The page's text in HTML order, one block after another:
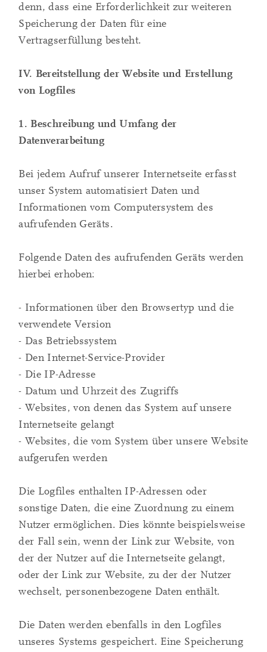
denn, dass eine Erforderlichkeit zur weiteren
Speicherung der Daten für eine
Vertragserfüllung besteht.
IV. Bereitstellung der Website und Erstellung
von Logfiles
1. Beschreibung und Umfang der
Datenverarbeitung
Bei jedem Aufruf unserer Internetseite erfasst
unser System automatisiert Daten und
Informationen vom Computersystem des
aufrufenden Geräts.
Folgende Daten des aufrufenden Geräts werden
hierbei erhoben:
- Informationen über den Browsertyp und die
verwendete Version
- Das Betriebssystem
- Den Internet-Service-Provider
- Die IP-Adresse
- Datum und Uhrzeit des Zugriffs
- Websites, von denen das System auf unsere
Internetseite gelangt
- Websites, die vom System über unsere Website
aufgerufen werden
Die Logfiles enthalten IP-Adressen oder
sonstige Daten, die eine Zuordnung zu einem
Nutzer ermöglichen. Dies könnte beispielsweise
der Fall sein, wenn der Link zur Website, von
der der Nutzer auf die Internetseite gelangt,
oder der Link zur Website, zu der der Nutzer
wechselt, personenbezogene Daten enthält.
Die Daten werden ebenfalls in den Logfiles
unseres Systems gespeichert. Eine Speicherung